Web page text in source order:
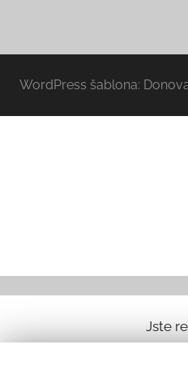
WordPress šablona:
Jste